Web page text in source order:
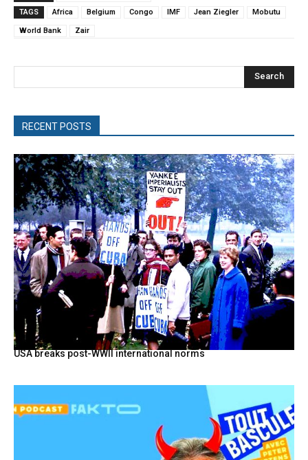
TAGS Africa Belgium Congo IMF Jean Ziegler Mobutu
World Bank Zair
Search
RECENT POSTS
USA breaks post-WWII international norms